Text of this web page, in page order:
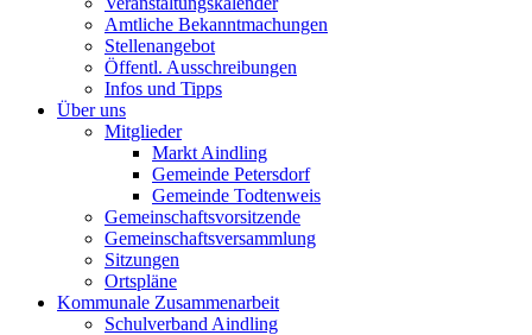
Amtliche Bekanntmachungen
Stellenangebot
Öffentl. Ausschreibungen
Infos und Tipps
Über uns
Mitglieder
Markt Aindling
Gemeinde Petersdorf
Gemeinde Todtenweis
Gemeinschaftsvorsitzende
Gemeinschaftsversammlung
Sitzungen
Ortspläne
Kommunale Zusammenarbeit
Schulverband Aindling